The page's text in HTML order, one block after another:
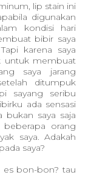
lip stain ini
digunakan
kondisi hari
bibir saya
karena saya
untuk membuat
saya jarang
ditumpuk
sayang seribu
ada sensasi
bukan saya saja
orang
saya. Adakah
saya?
es bon-bon? tau